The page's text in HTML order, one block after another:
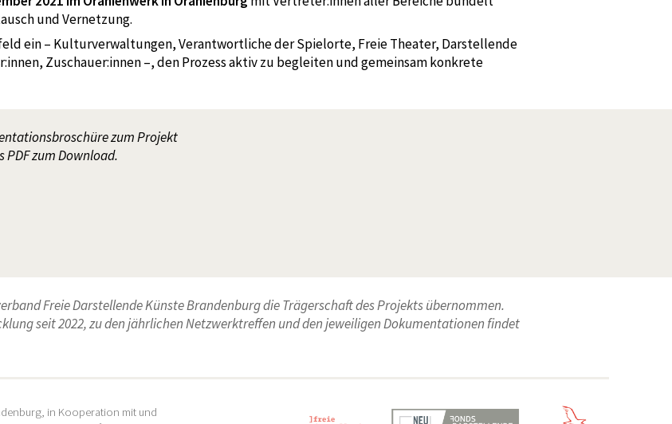
und Vernetzung.
ein – Kulturverwaltungen, Verantwortliche der Spielorte, Freie Theater, Darstellende
Zuschauer:innen –, den Prozess aktiv zu begleiten und gemeinsam konkrete
zum Projekt
PDF zum Download.
Freie Darstellende Künste Brandenburg die Trägerschaft des Projekts übernommen.
seit 2022, zu den jährlichen Netzwerktreffen und den jeweiligen Dokumentationen findet
, in Kooperation mit und